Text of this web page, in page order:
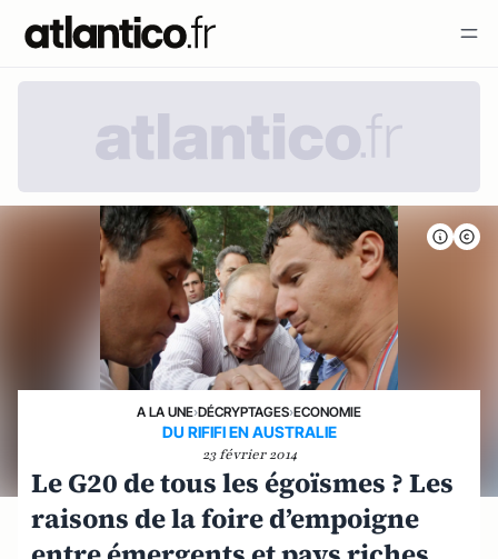
A LA UNE›DÉCRYPTAGES›ECONOMIE
DU RIFIFI EN AUSTRALIE
23 février 2014
Le G20 de tous les égoïsmes ? Les
raisons de la foire d’empoigne